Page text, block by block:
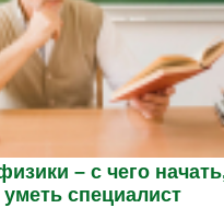
– с чего
специалист